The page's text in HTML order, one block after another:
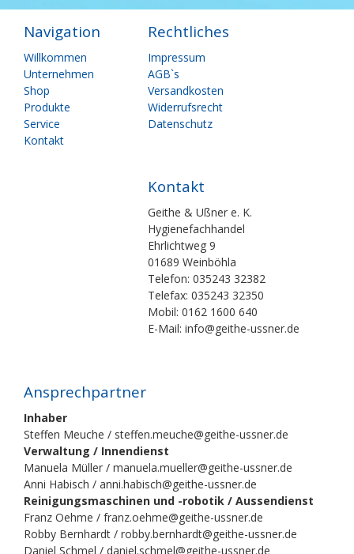
Navigation
Navigation
überspringen
Willkommen
Unternehmen
Shop
Produkte
Service
Kontakt
Rechtliches
Navigation
überspringen
Impressum
AGB`s
Versandkosten
Widerrufsrecht
Datenschutz
Kontakt
Geithe & Ußner e. K.
Hygienefachhandel
Ehrlichtweg 9
01689 Weinböhla
Telefon: 035243 32382
Telefax: 035243 32350
Mobil: 0162 1600 640
E-Mail: info@geithe-ussner.de
Ansprechpartner
Inhaber
Steffen Meuche / steffen.meuche@geithe-ussner.de
Verwaltung / Innendienst
Manuela Müller / manuela.mueller@geithe-ussner.de
Anni Habisch / anni.habisch@geithe-ussner.de
Reinigungsmaschinen und -robotik / Aussendienst
Franz Oehme / franz.oehme@geithe-ussner.de
Robby Bernhardt / robby.bernhardt@geithe-ussner.de
Daniel Schmel / daniel.schmel@geithe-ussner.de